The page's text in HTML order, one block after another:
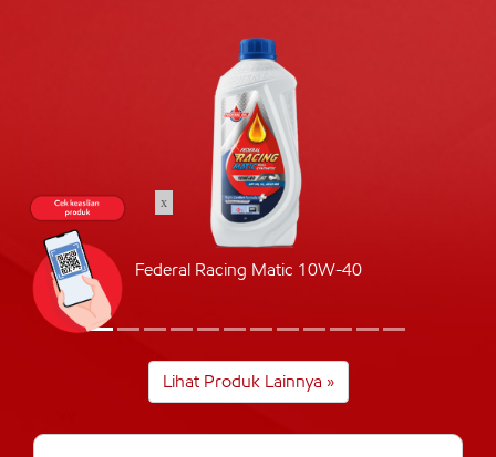
Federal Racing Matic 10W-40
Lihat Produk Lainnya »
x